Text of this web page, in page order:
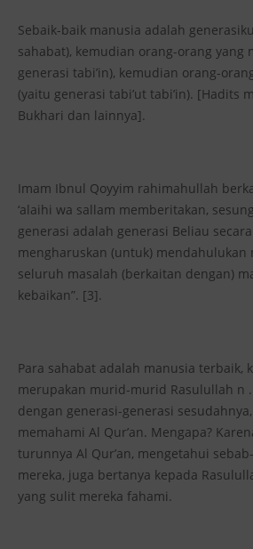
Sebaik-baik manusia adalah
sahabat), kemudian orang-orang yang
generasi tabi’in), kemudian orang-
(yaitu generasi tabi’ut tabi’in). [Hadits
Bukhari dan lainnya].
Imam Ibnul Qoyyim rahimahullah
‘alaihi wa sallam memberitakan,
generasi adalah generasi Beliau
mengharuskan (untuk) mendahulukan
seluruh masalah (berkaitan dengan)
kebaikan”. [3].
Para sahabat adalah manusia terbaik,
merupakan murid-murid Rasulullah n
dengan generasi-generasi
memahami Al Qur’an. Mengapa?
turunnya Al Qur’an, mengetahui
mereka, juga bertanya kepada
yang sulit mereka fahami.